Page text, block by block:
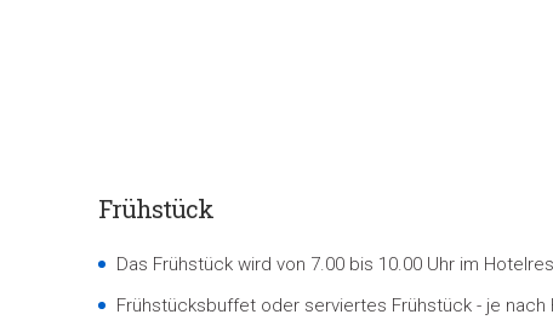
Frühstück
Das Frühstück wird von 7.00 bis 10.00 Uhr im
Frühstücksbuffet oder serviertes Frühstück - je nach